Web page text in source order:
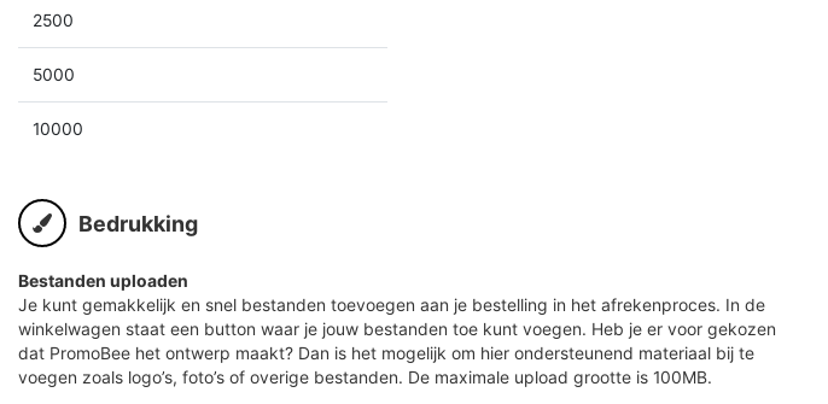
2500
5000
10000
Bedrukking
Bestanden uploaden
Je kunt gemakkelijk en snel bestanden toevoegen aan je bestelling in het afrekenproces. In de
winkelwagen staat een button waar je jouw bestanden toe kunt voegen. Heb je er voor gekozen
dat PromoBee het ontwerp maakt? Dan is het mogelijk om hier ondersteunend materiaal bij te
voegen zoals logo’s, foto’s of overige bestanden. De maximale upload grootte is 100MB.